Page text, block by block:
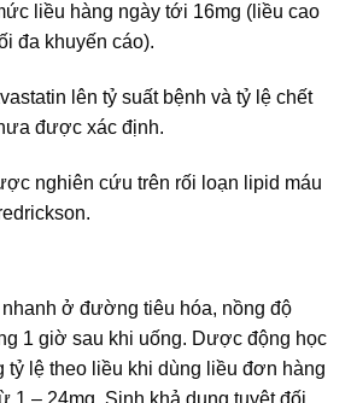
liều hàng ngày tới 16mg (liều cao
đa khuyến cáo).
lên tỷ suất bệnh và tỷ lệ chết
được xác định.
nghiên cứu trên rối loạn lipid máu
ở đường tiêu hóa, nồng độ
1 giờ sau khi uống. Dược động học
tỷ lệ theo liều khi dùng liều đơn hàng
1 – 24mg. Sinh khả dụng tuyệt đối